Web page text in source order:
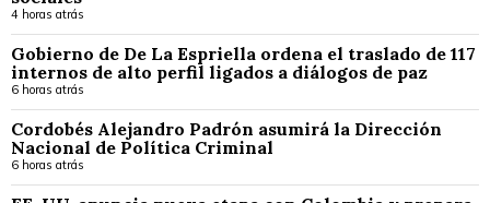
4 horas atrás
Gobierno de De La Espriella ordena el traslado de 117
internos de alto perfil ligados a diálogos de paz
6 horas atrás
Cordobés Alejandro Padrón asumirá la Dirección
Nacional de Política Criminal
6 horas atrás